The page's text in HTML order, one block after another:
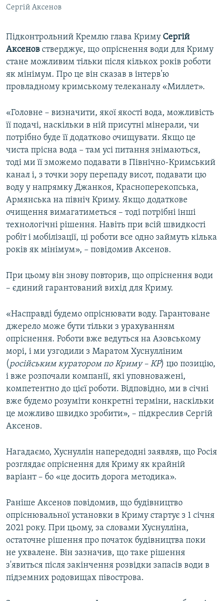
Усі сайти RFE/RL
Сергій Аксенов
Підконтрольний Кремлю глава Криму Сергій
Аксенов стверджує, що опріснення води для Криму
стане можливим тільки після кількох років роботи
як мінімум. Про це він сказав в інтерв'ю
провладному кримському телеканалу «Миллет».
«Головне – визначити, якої якості вода, можливість
її подачі, наскільки в ній присутні мінерали, чи
потрібно буде її додатково очищувати. Якщо це
чиста прісна вода – там усі питання знімаються,
тоді ми її зможемо подавати в Північно-Кримський
канал і, з точки зору перепаду висот, подавати цю
воду у напрямку Джанкоя, Красноперекопська,
Армянська на північ Криму. Якщо додаткове
очищення вимагатиметься – тоді потрібні інші
технологічні рішення. Навіть при всій швидкості
робіт і мобілізації, ці роботи все одно займуть кілька
років як мінімум», – повідомив Аксенов.
При цьому він знову повторив, що опріснення води
– єдиний гарантований вихід для Криму.
«Насправді будемо опріснювати воду. Гарантоване
джерело може бути тільки з урахуванням
опріснення. Роботи вже ведуться на Азовському
морі, і ми узгодили з Маратом Хуснулліним
(російським куратором по Криму – КР) цю позицію,
і вже розпочали компанії, які уповноважені,
компетентно до цієї роботи. Відповідно, ми в січні
вже будемо розуміти конкретні терміни, наскільки
це можливо швидко зробити», – підкреслив Сергій
Аксенов.
Нагадаємо, Хуснуллін напередодні заявляв, що Росія
розглядає опріснення для Криму як крайній
варіант – бо «це досить дорога методика».
Раніше Аксенов повідомив, що будівництво
опріснювальної установки в Криму стартує з 1 січня
2021 року. При цьому, за словами Хуснулліна,
остаточне рішення про початок будівництва поки
не ухвалене. Він зазначив, що таке рішення
з'явиться після закінчення розвідки запасів води в
підземних родовищах півострова.